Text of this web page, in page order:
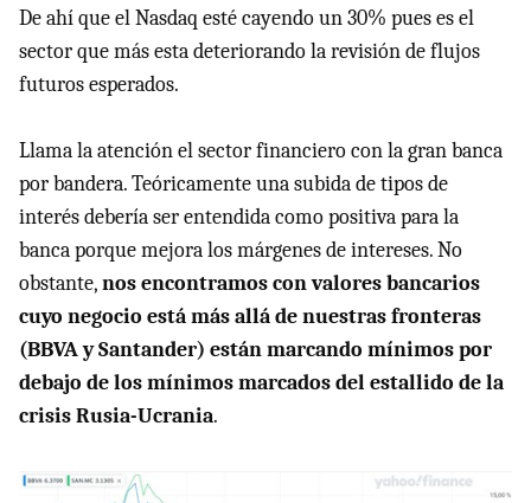
De ahí que el Nasdaq esté cayendo un 30% pues es el
sector que más esta deteriorando la revisión de flujos
futuros esperados.
Llama la atención el sector financiero con la gran banca
por bandera. Teóricamente una subida de tipos de
interés debería ser entendida como positiva para la
banca porque mejora los márgenes de intereses. No
obstante,nos encontramos con valores bancarios
cuyo negocio está más allá de nuestras fronteras
(BBVA y Santander) están marcando mínimos por
debajo de los mínimos marcados del estallido de la
crisis Rusia-Ucrania.